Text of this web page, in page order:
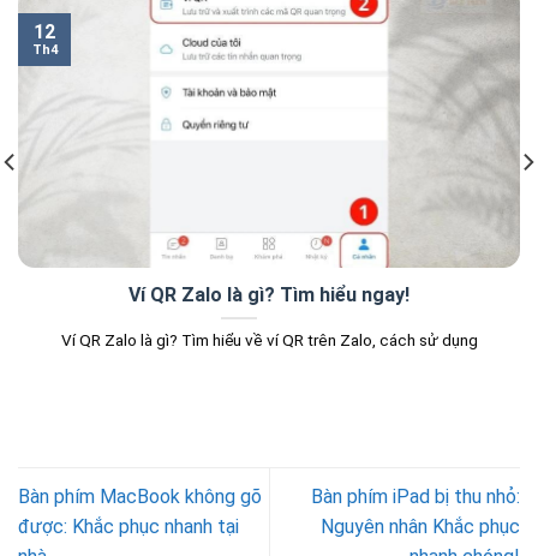
Ví QR Zalo là gì? Tìm hiểu ngay!
Ví QR Zalo là gì? Tìm hiểu về ví QR trên Zalo, cách sử dụng
12
Th4
Bàn phím MacBook không gõ
được: Khắc phục nhanh tại
Bàn phím iPad bị thu nhỏ:
Nguyên nhân Khắc phục